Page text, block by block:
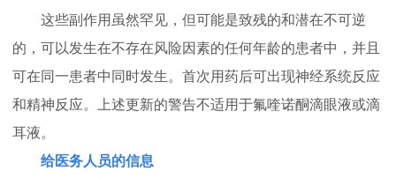
这些副作用虽然罕见，但可能是致残的和潜在不可逆
的，可以发生在不存在风险因素的任何年龄的患者中，并且
可在同一患者中同时发生。首次用药后可出现神经系统反应
和精神反应。上述更新的警告不适用于氟喹诺酮滴眼液或滴
耳液。
给医务人员的信息